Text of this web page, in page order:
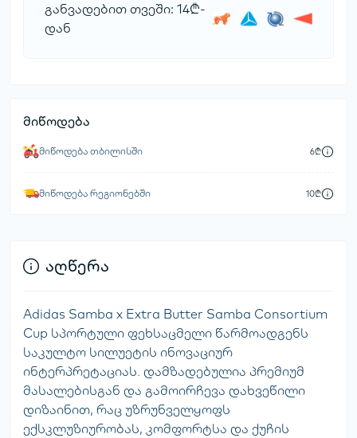
განვადებით თვეში: 14₾-
დან
მიწოდება
მიწოდება თბილისში 6₾
მიწოდება რეგიონებში 10₾
აღწერა
Adidas Samba x Extra Butter Samba Consortium
Cup სპორტული ფეხსაცმელი წარმოადგენს
საკულტო სილუეტის ინოვაციურ
ინტერპრეტაციას. დამზადებულია პრემიუმ
მასალებისგან და გამოირჩევა დახვეწილი
დიზაინით, რაც უზრუნველყოფს
ექსკლუზიურობას, კომფორტსა და ქუჩის